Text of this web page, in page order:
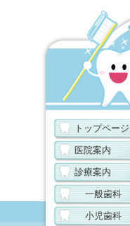
トップページ
医院案内
診療案内
一般歯科
小児歯科